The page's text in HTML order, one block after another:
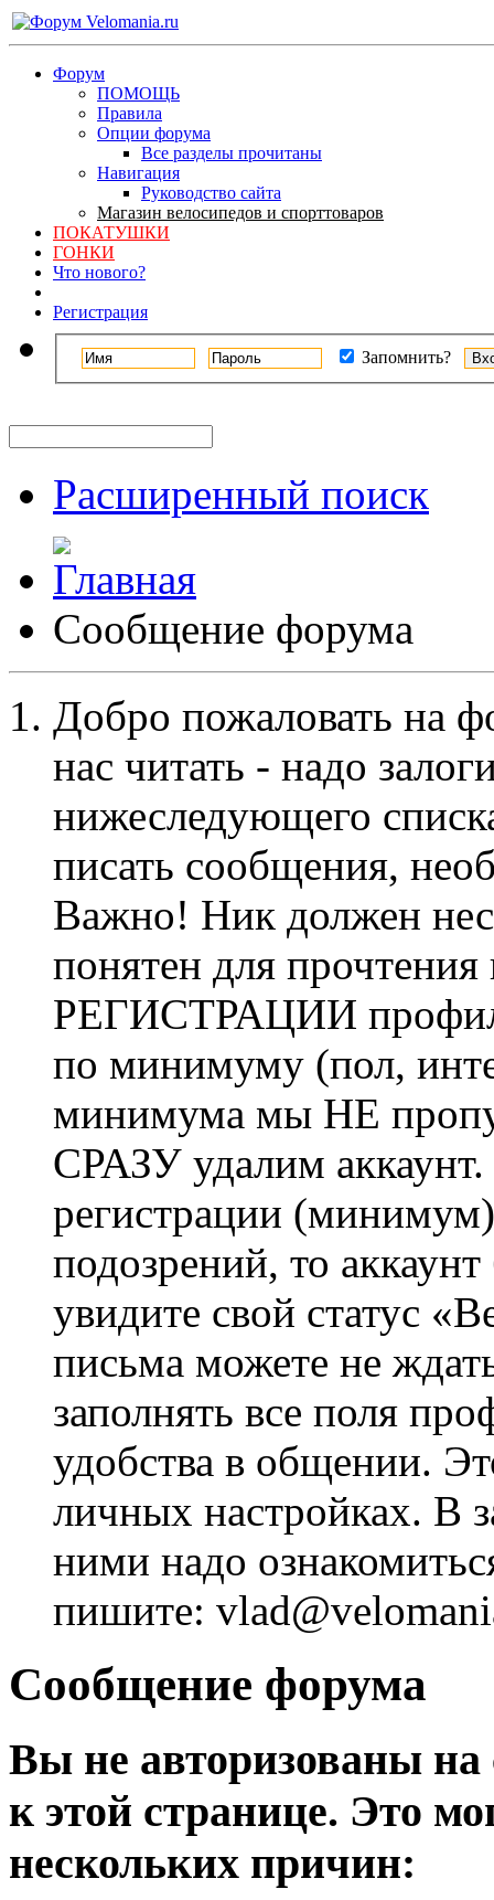
Форум
ПОМОЩЬ
Правила
Опции форума
Все разделы прочитаны
Навигация
Руководство сайта
Магазин велосипедов и спорттоваров
ПОКАТУШКИ
ГОНКИ
Что нового?
Регистрация
Запомнить?
Расширенный поиск
Сообщение форума
Добро пожаловать на
нас читать - надо
нижеследующего
писать сообщения,
Важно! Ник должен
понятен для
РЕГИСТРАЦИИ профиль
по минимуму (пол,
минимума мы НЕ
СРАЗУ удалим
регистрации
подозрений, то
увидите свой статус
письма можете не
заполнять все поля
удобства в общении.
личных настройках. В
ними надо
пишите:
Сообщение форума
Вы не авторизованы на
к этой странице. Это
нескольких причин: